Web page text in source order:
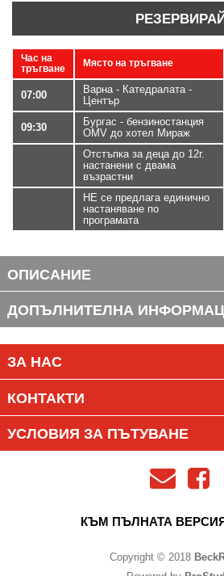
Час на
тръгване
Място на тръгване
07:00
Варна - Катедралата -
Център
09:30
Бургас - бензиностанция
OMV до хотел Мираж
Отстъпка за деца до 12г.
настанени с двама
възрастни
НЕ се предлага единично
настаняване по
програмата
ОПИСАНИЕ
ДОПЪЛНИТЕЛНА
ЗА НАС
КОНТАКТИ
УСЛОВИЯ ЗА ПЪТУВАНЕ
КЪМ ПЪЛНАТА
Copyright © 2018